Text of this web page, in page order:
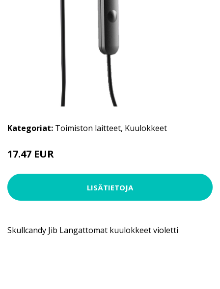
Kategoriat: Toimiston laitteet, Kuulokkeet
17.47 EUR
LISÄTIETOJA
Skullcandy Jib Langattomat kuulokkeet violetti